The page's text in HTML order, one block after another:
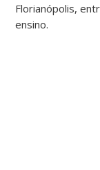
Florianópolis,
ensino.